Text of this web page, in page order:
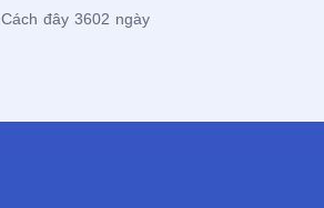
Cách đây 3602 ngày